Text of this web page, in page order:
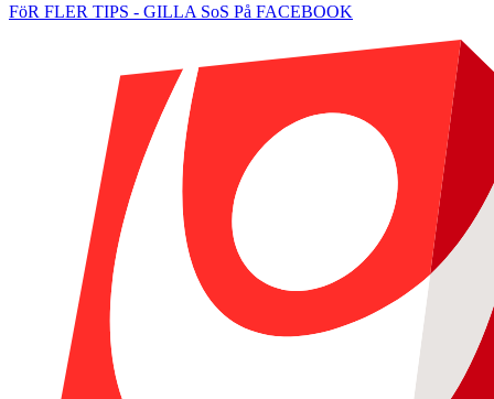
FöR FLER TIPS - GILLA SoS På FACEBOOK